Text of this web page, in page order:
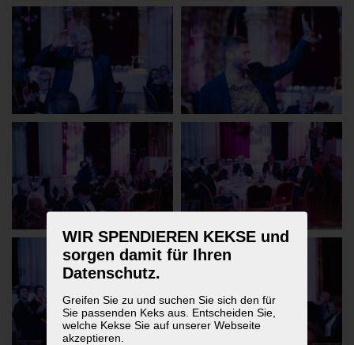
WIR SPENDIEREN KEKSE und
sorgen damit für Ihren
Datenschutz.
Greifen Sie zu und suchen Sie sich den für
Sie passenden Keks aus. Entscheiden Sie,
welche Kekse Sie auf unserer Webseite
akzeptieren.